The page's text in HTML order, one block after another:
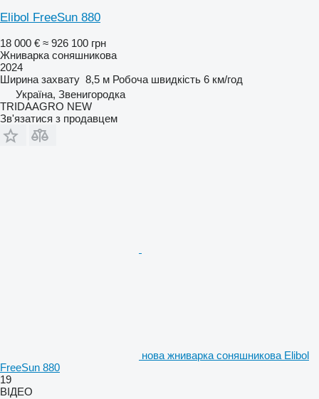
Elibol FreeSun 880
18 000 € ≈ 926 100 грн
Жниварка соняшникова
2024
Ширина захвату 8,5 м Робоча швидкість 6 км/год
Україна, Звенигородка
TRIDAAGRO NEW
Зв'язатися з продавцем
нова жниварка соняшникова Elibol
FreeSun 880
19
ВІДЕО